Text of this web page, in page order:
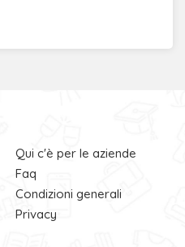
Qui c'è per le aziende
Faq
Condizioni generali
Privacy